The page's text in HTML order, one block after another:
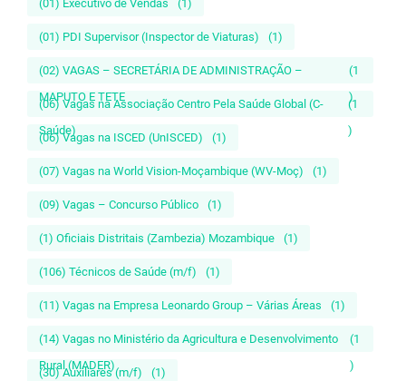
(01) Executivo de Vendas (1)
(01) PDI Supervisor (Inspector de Viaturas) (1)
(02) VAGAS – SECRETÁRIA DE ADMINISTRAÇÃO –
MAPUTO E TETE
(1
)
(06) Vagas na Associação Centro Pela Saúde Global (C-
Saúde)
(1
)
(06) Vagas na ISCED (UnISCED) (1)
(07) Vagas na World Vision-Moçambique (WV-Moç) (1)
(09) Vagas – Concurso Público (1)
(1) Oficiais Distritais (Zambezia) Mozambique (1)
(106) Técnicos de Saúde (m/f) (1)
(11) Vagas na Empresa Leonardo Group – Várias Áreas (1)
(14) Vagas no Ministério da Agricultura e Desenvolvimento
Rural (MADER)
(1
)
(30) Auxiliares (m/f) (1)